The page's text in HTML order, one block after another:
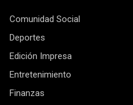
Comunidad Social
Deportes
Edición Impresa
Entretenimiento
Finanzas